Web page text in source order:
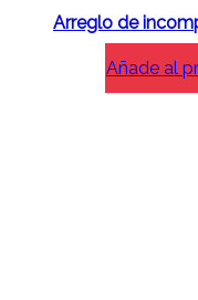
Arreglo de
Añade al